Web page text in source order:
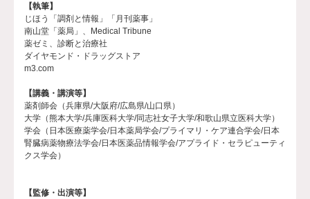
【執筆】
じほう「調剤と情報」「月刊薬事」
南山堂「薬局」、Medical Tribune
薬ゼミ、診断と治療社
ダイヤモンド・ドラッグストア
m3.com
【講義・講演等】
薬剤師会（兵庫県/大阪府/広島県/山口県）
大学（熊本大学/兵庫医科大学/同志社女子大学/和歌山県立医科大学）
学会（日本医療薬学会/日本薬局学会/プライマリ・ケア連合学会/日本
腎臓病薬物療法学会/日本医薬品情報学会/アプライド・セラピューティ
クス学会）
【監修・出演等】